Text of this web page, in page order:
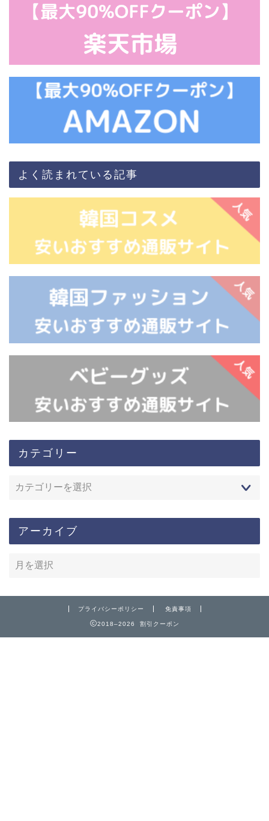
よく読まれている記事
カテゴリー
アーカイブ
プライバシーポリシー 免責事項
2018–2026 割引クーポン